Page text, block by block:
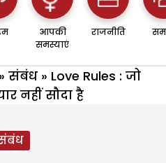
आपकी
समस्याएं
राजनीति
» संबंध » Love Rules : जो
नहीं सौदा है